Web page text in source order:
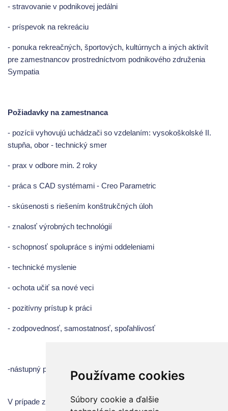
Používame cookies
Súbory cookie a ďalšie
- stravovanie v podnikovej jedálni
- príspevok na rekreáciu
- ponuka rekreačných, športových, kultúrnych a iných aktivít
pre zamestnancov prostredníctvom podnikového združenia
Sympatia
Požiadavky na zamestnanca
- pozícii vyhovujú uchádzači so vzdelaním: vysokoškolské II.
stupňa, obor - technický smer
- prax v odbore min. 2 roky
- práca s CAD systémami - Creo Parametric
- skúsenosti s riešením konštrukčných úloh
- znalosť výrobných technológií
- schopnosť spolupráce s inými oddeleniami
- technické myslenie
- ochota učiť sa nové veci
- pozitívny prístup k práci
- zodpovednosť, samostatnosť, spoľahlivosť
-nástupný plat v závislosti od znalostí a skúseností uchádzača
V prípade záujmu o túto pracovnú pozíciu, kontaktujte naše